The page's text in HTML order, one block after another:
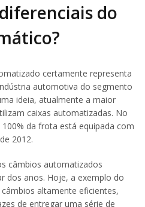
do
certamente representa
automotiva do segmento
ideia, atualmente a maior
caixas automatizadas. No
da frota está equipada com
2012.
câmbios automatizados
dos anos. Hoje, a exemplo do
altamente eficientes,
de entregar uma série de